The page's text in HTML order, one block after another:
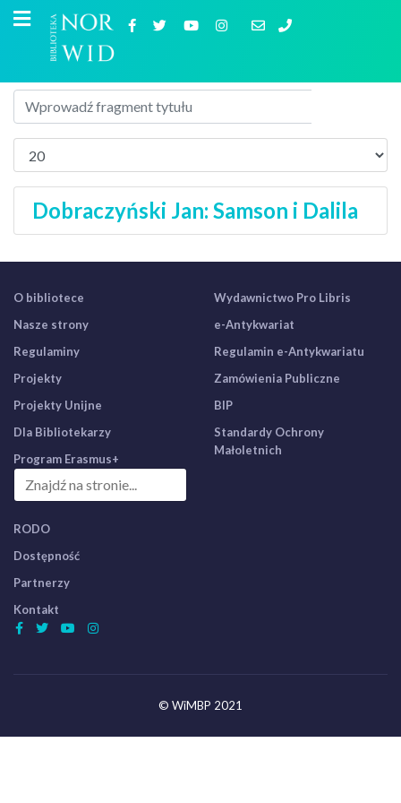
Dobraczyński Jan: Samson i Dalila
O bibliotece
Nasze strony
Regulaminy
Projekty
Projekty Unijne
Dla Bibliotekarzy
Program Erasmus+
Wydawnictwo Pro Libris
e-Antykwariat
Regulamin e-Antykwariatu
Zamówienia Publiczne
BIP
Standardy Ochrony
Małoletnich
RODO
Dostępność
Partnerzy
Kontakt
© WiMBP 2021